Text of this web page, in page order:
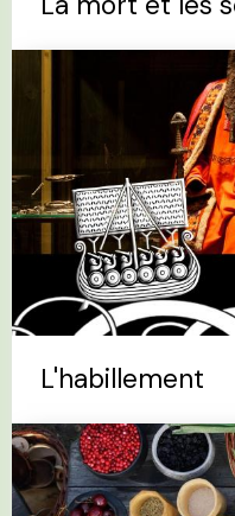
L'habillement